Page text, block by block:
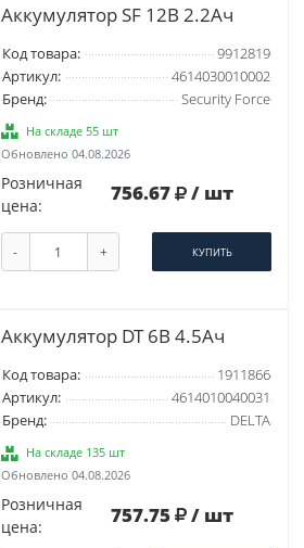
Аккумулятор SF 12В 2.2Ач
Код товара:
9912819
Артикул:
4614030010002
Бренд:
Security Force
На складе 55 шт
Обновлено 04.08.2026
Розничная
цена:
756.67 / шт
- + КУПИТЬ
Аккумулятор DT 6В 4.5Ач
Код товара:
1911866
Артикул:
4614010040031
Бренд:
DELTA
На складе 135 шт
Обновлено 04.08.2026
Розничная
цена:
757.75 / шт